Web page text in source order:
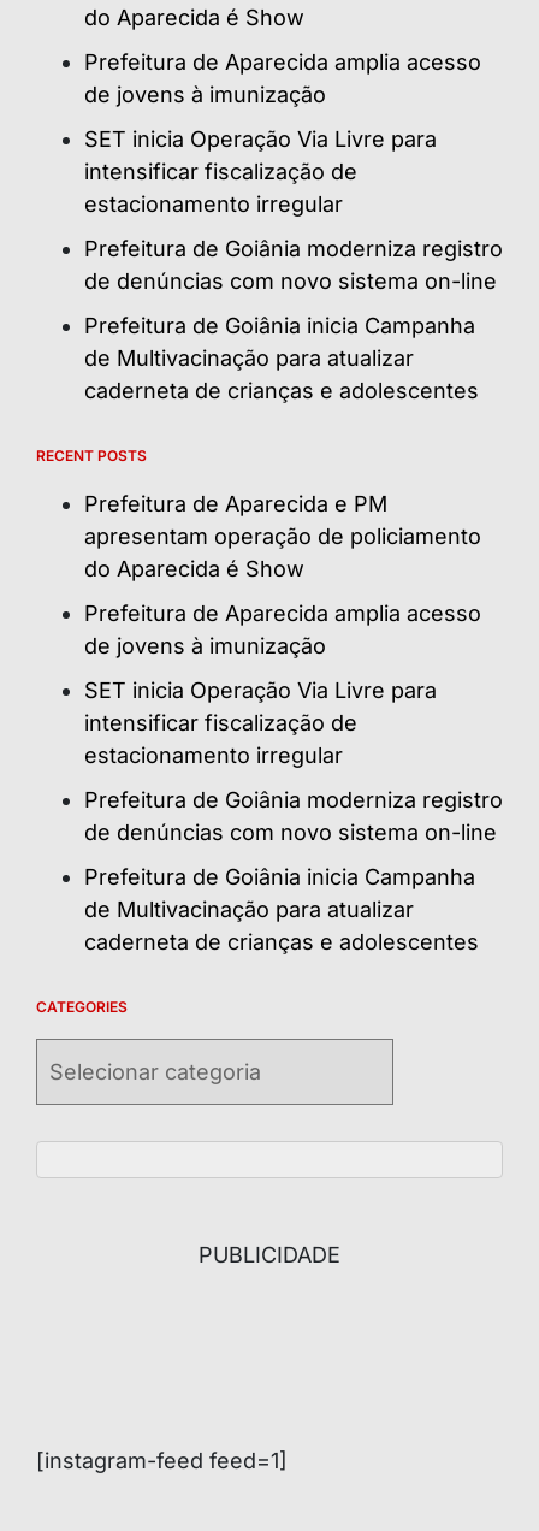
do Aparecida é Show
Prefeitura de Aparecida amplia acesso
de jovens à imunização
SET inicia Operação Via Livre para
intensificar fiscalização de
estacionamento irregular
Prefeitura de Goiânia moderniza registro
de denúncias com novo sistema on-line
Prefeitura de Goiânia inicia Campanha
de Multivacinação para atualizar
caderneta de crianças e adolescentes
RECENT POSTS
Prefeitura de Aparecida e PM
apresentam operação de policiamento
do Aparecida é Show
Prefeitura de Aparecida amplia acesso
de jovens à imunização
SET inicia Operação Via Livre para
intensificar fiscalização de
estacionamento irregular
Prefeitura de Goiânia moderniza registro
de denúncias com novo sistema on-line
Prefeitura de Goiânia inicia Campanha
de Multivacinação para atualizar
caderneta de crianças e adolescentes
CATEGORIES
PUBLICIDADE
[instagram-feed feed=1]